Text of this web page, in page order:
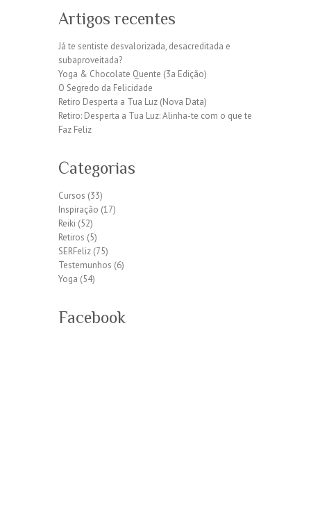
Artigos recentes
Já te sentiste desvalorizada, desacreditada e
subaproveitada?
Yoga & Chocolate Quente (3a Edição)
O Segredo da Felicidade
Retiro Desperta a Tua Luz (Nova Data)
Retiro: Desperta a Tua Luz: Alinha-te com o que te
Faz Feliz
Categorias
Cursos (33)
Inspiração (17)
Reiki (52)
Retiros (5)
SERFeliz (75)
Testemunhos (6)
Yoga (54)
Facebook